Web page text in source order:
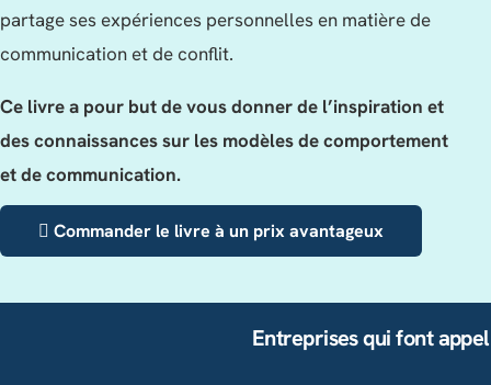
partage ses expériences personnelles en matière de
communication et de conflit.
Ce livre a pour but de vous donner de l’inspiration et
des connaissances sur les modèles de comportement
et de communication.
Commander le livre à un prix avantageux
Entreprises qui font